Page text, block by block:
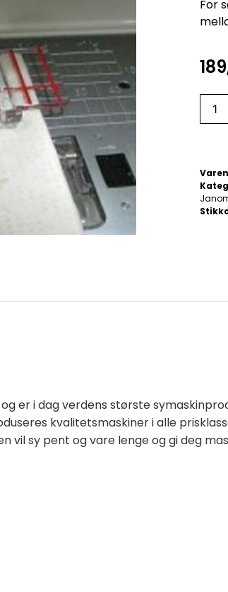
For
189
er i dag verdens største
kvalitetsmaskiner i alle
vil sy pent og vare lenge og gi deg